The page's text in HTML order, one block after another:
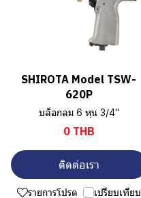
SHIROTA Model TSW-
620P
บล็อกลม 6 หุน 3/4"
0 THB
ติดต่อเรา
รายการโปรด เปรียบเทียบ